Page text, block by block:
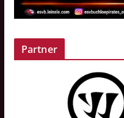
Partner